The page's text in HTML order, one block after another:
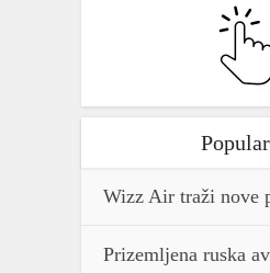
Wizz Air traži nove
Prizemljena ruska